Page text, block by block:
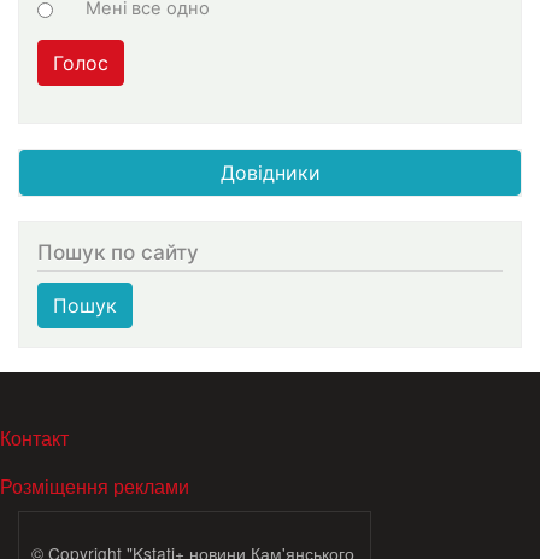
Мені все одно
Голос
Довідники
Пошук по сайту
Пошук
МЕНЮ В ПОДВАЛЕ
Контакт
Розміщення реклами
© Copyright "Kstati+ новини Кам'янського